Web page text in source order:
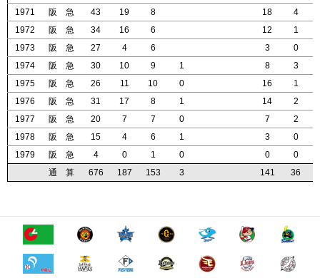
1971
阪 急 43 19 8 18
4
1972
阪 急 34 16 6 12
1
1973
阪 急 27 4 6 3
0
1974
阪 急 30 10 9 1 8
3
1975
阪 急 26 11 10 0 16
1
1976
阪 急 31 17 8 1 14
2
1977
阪 急 20 7 7 0 7
2
1978
阪 急 15 4 6 1 3
0
1979
阪 急 4 0 1 0 0
0
通 算
676 187 153 3 141 36
1971
阪 急 43 19 8 18
4
1972
阪 急 34 16 6 12
1
1973
阪 急 27 4 6 3
0
1974
阪 急 30 10 9 1 8
3
1975
阪 急 26 11 10 0 16
1
1976
阪 急 31 17 8 1 14
2
1977
阪 急 20 7 7 0 7
2
1978
阪 急 15 4 6 1 3
0
1979
阪 急 4 0 1 0 0
0
通 算
676 187 153 3 141 36
1971
阪 急 43 19 8 18
4
1972
阪 急 34 16 6 12
1
1973
阪 急 27 4 6 3
0
1974
阪 急 30 10 9 1 8
3
1975
阪 急 26 11 10 0 16
1
1976
阪 急 31 17 8 1 14
2
1977
阪 急 20 7 7 0 7
2
1978
阪 急 15 4 6 1 3
0
1979
阪 急 4 0 1 0 0
0
通 算
676 187 153 3 141 36
1971
阪 急 43 19 8 18
4
1972
阪 急 34 16 6 12
1
1973
阪 急 27 4 6 3
0
1974
阪 急 30 10 9 1 8
3
1975
阪 急 26 11 10 0 16
1
1976
阪 急 31 17 8 1 14
2
1977
阪 急 20 7 7 0 7
2
1978
阪 急 15 4 6 1 3
0
1979
阪 急 4 0 1 0 0
0
通 算
676 187 153 3 141 36